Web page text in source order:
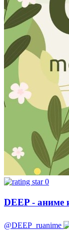
0
DEEP - аниме
@DEEP_ruanime